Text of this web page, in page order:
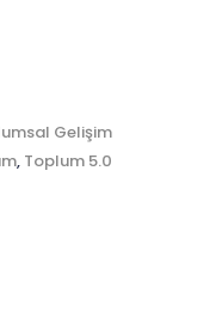
Gelişim
, Toplum 5.0